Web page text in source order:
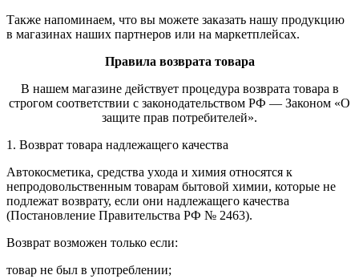
Также напоминаем, что вы можете заказать нашу продукцию
в магазинах наших партнеров или на маркетплейсах.
Правила возврата товара
В нашем магазине действует процедура возврата товара в
строгом соответствии с законодательством РФ — Законом «О
защите прав потребителей».
1. Возврат товара надлежащего качества
Автокосметика, средства ухода и химия относятся к
непродовольственным товарам бытовой химии, которые не
подлежат возврату, если они надлежащего качества
(Постановление Правительства РФ № 2463).
Возврат возможен только если:
товар не был в употреблении;